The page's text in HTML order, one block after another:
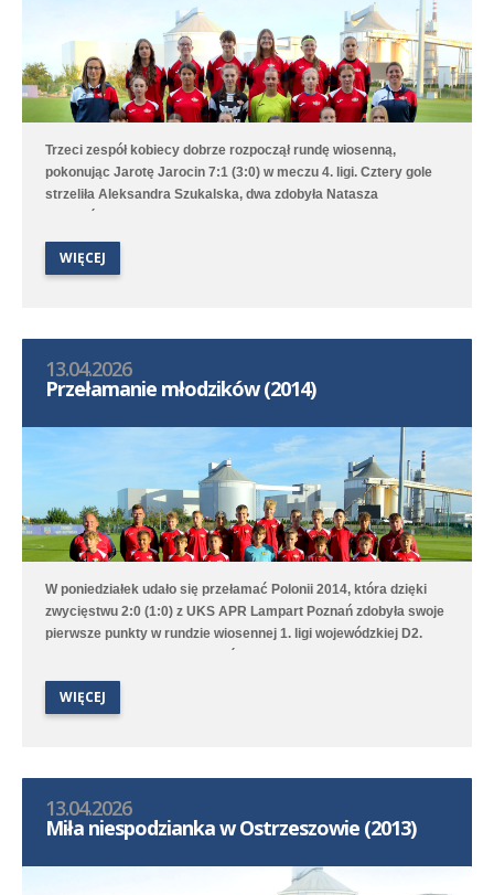
Trzeci zespół kobiecy dobrze rozpoczął rundę wiosenną,
pokonując Jarotę Jarocin 7:1 (3:0) w meczu 4. ligi. Cztery gole
strzeliła Aleksandra Szukalska, dwa zdobyła Natasza
Szymańska, a wynik ustaliła Alicja Doros. Trampkarki przegrały
2:6 z Avią II Kamionki.
WIĘCEJ
13.04.2026
Przełamanie młodzików (2014)
W poniedziałek udało się przełamać Polonii 2014, która dzięki
zwycięstwu 2:0 (1:0) z UKS APR Lampart Poznań zdobyła swoje
pierwsze punkty w rundzie wiosennej 1. ligi wojewódzkiej D2.
Bramki na wagę trzech punktów strzelili Witold Artomski i Karol
Lechem Poznań/Dominowo-Krzykosy.
WIĘCEJ
13.04.2026
Miła niespodzianka w Ostrzeszowie (2013)